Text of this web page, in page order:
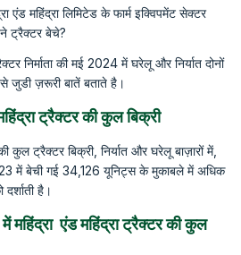
एंड महिंद्रा लिमिटेड के फार्म इक्विपमेंट सेक्टर
ट्रैक्टर बेचे?
निर्माता की मई 2024 में घरेलू और निर्यात दोनों
से जुडी ज़रूरी बातें बताते है।
ट्रैक्टर की कुल बिक्री
कुल ट्रैक्टर बिक्री, निर्यात और घरेलू बाज़ारों में,
में बेची गई 34,126 यूनिट्स के मुकाबले में अधिक
है।
महिंद्रा एंड महिंद्रा ट्रैक्टर की कुल